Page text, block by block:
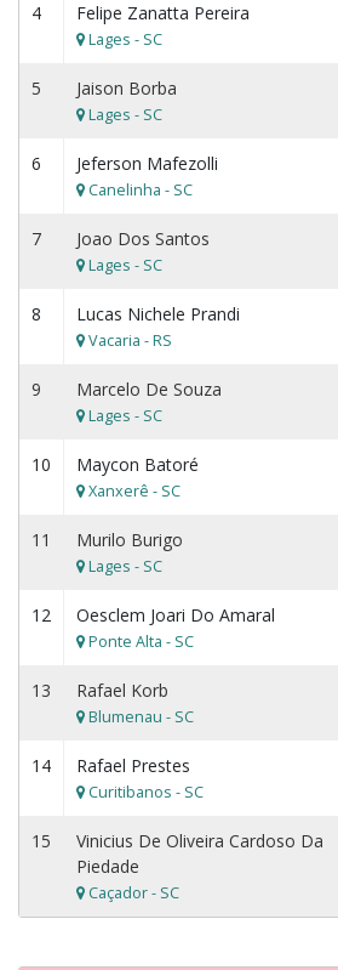
4 Felipe Zanatta Pereira
Lages - SC
5 Jaison Borba
Lages - SC
6 Jeferson Mafezolli
Canelinha - SC
7 Joao Dos Santos
Lages - SC
8 Lucas Nichele Prandi
Vacaria - RS
9 Marcelo De Souza
Lages - SC
10 Maycon Batoré
Xanxerê - SC
11 Murilo Burigo
Lages - SC
12 Oesclem Joari Do Amaral
Ponte Alta - SC
13 Rafael Korb
Blumenau - SC
14 Rafael Prestes
Curitibanos - SC
15
Vinicius De Oliveira Cardoso Da
Piedade
Caçador - SC